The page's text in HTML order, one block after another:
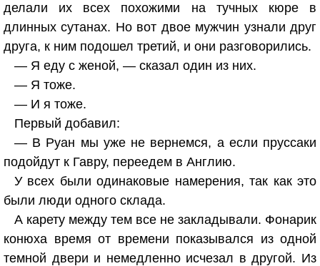
делали их всех похожими на тучных кюре в
длинных сутанах. Но вот двое мужчин узнали друг
друга, к ним подошел третий, и они разговорились.
— Я еду с женой, — сказал один из них.
— Я тоже.
— И я тоже.
Первый добавил:
— В Руан мы уже не вернемся, а если пруссаки
подойдут к Гавру, переедем в Англию.
У всех были одинаковые намерения, так как это
были люди одного склада.
А карету между тем все не закладывали. Фонарик
конюха время от времени показывался из одной
темной двери и немедленно исчезал в другой. Из